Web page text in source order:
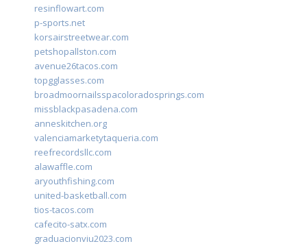
resinflowart.com
p-sports.net
korsairstreetwear.com
petshopallston.com
avenue26tacos.com
topgglasses.com
broadmoornailsspacoloradosprings.com
missblackpasadena.com
anneskitchen.org
valenciamarketytaqueria.com
reefrecordsllc.com
alawaffle.com
aryouthfishing.com
united-basketball.com
tios-tacos.com
cafecito-satx.com
graduacionviu2023.com